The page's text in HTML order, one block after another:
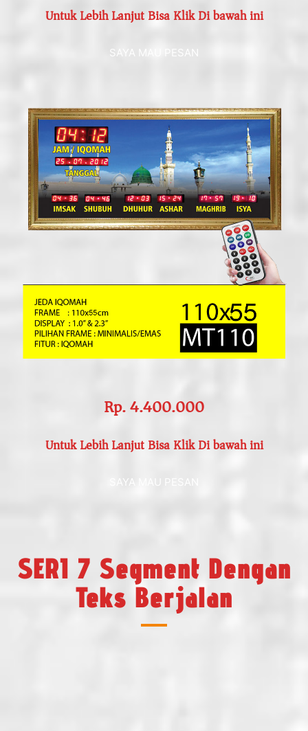
Untuk Lebih Lanjut Bisa Klik Di bawah ini
SAYA MAU PESAN
Rp. 4.400.000
Untuk Lebih Lanjut Bisa Klik Di bawah ini
SAYA MAU PESAN
SERI 7 Segment Dengan
Teks Berjalan